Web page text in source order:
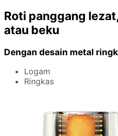
Roti panggang
atau beku
Dengan desain metal
Logam
Ringkas